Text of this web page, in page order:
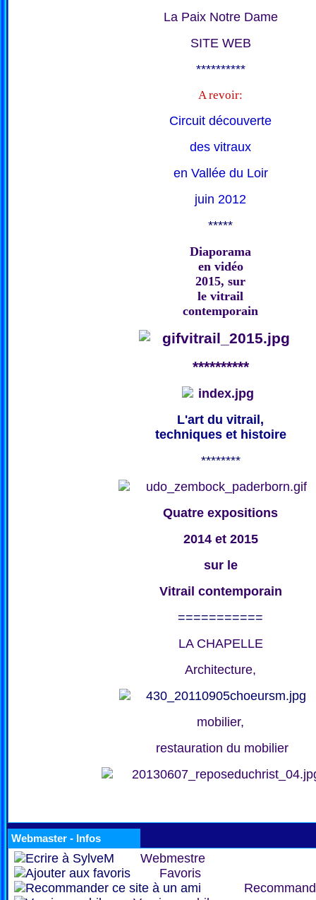
La Paix Notre Dame
SITE WEB
**********
A revoir:
Circuit découverte
des vitraux
en Vallée du Loir
juin 2012
*****
Diaporama
en vidéo
2015, sur
le vitrail
contemporain
**********
L'art du vitrail,
techniques et histoire
********
Quatre expositions
2014 et 2015
sur le
Vitrail contemporain
===========
LA CHAPELLE
Architecture,
mobilier,
restauration du mobilier
Webmaster - Infos
Webmestre
Favoris